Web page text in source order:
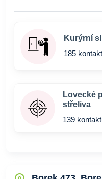
Kurýrní
185
Lovecké
střeliva
139